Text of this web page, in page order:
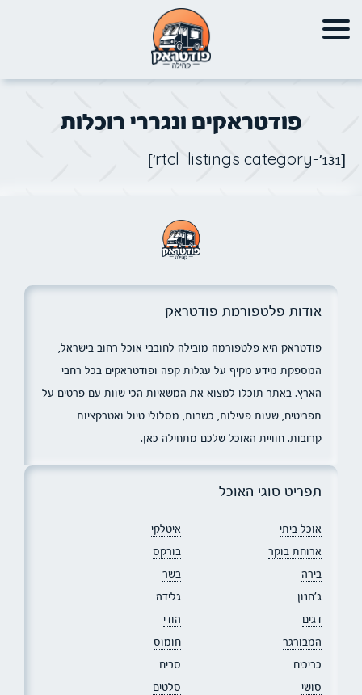
פודטראקים ונגררי רוכלות
[rtcl_listings category='131']
אודות פלטפורמת פודטראק
פודטראק היא פלטפורמה מובילה לחובבי אוכל רחוב בישראל,
המספקת מידע מקיף על עגלות קפה ופודטראקים בכל רחבי
הארץ. באתר תוכלו למצוא את המשאיות הכי שוות עם פרטים על
תפריטים, שעות פעילות, כשרות, מסלולי טיול ואטרקציות
קרובות. חוויית האוכל שלכם מתחילה כאן.
תפריט סוגי האוכל
אוכל ביתי
איטלקי
ארוחת בוקר
בורקס
בירה
בשר
ג׳חנון
גלידה
דגים
הודי
המבורגר
חומוס
כריכים
סביח
סושי
סלטים